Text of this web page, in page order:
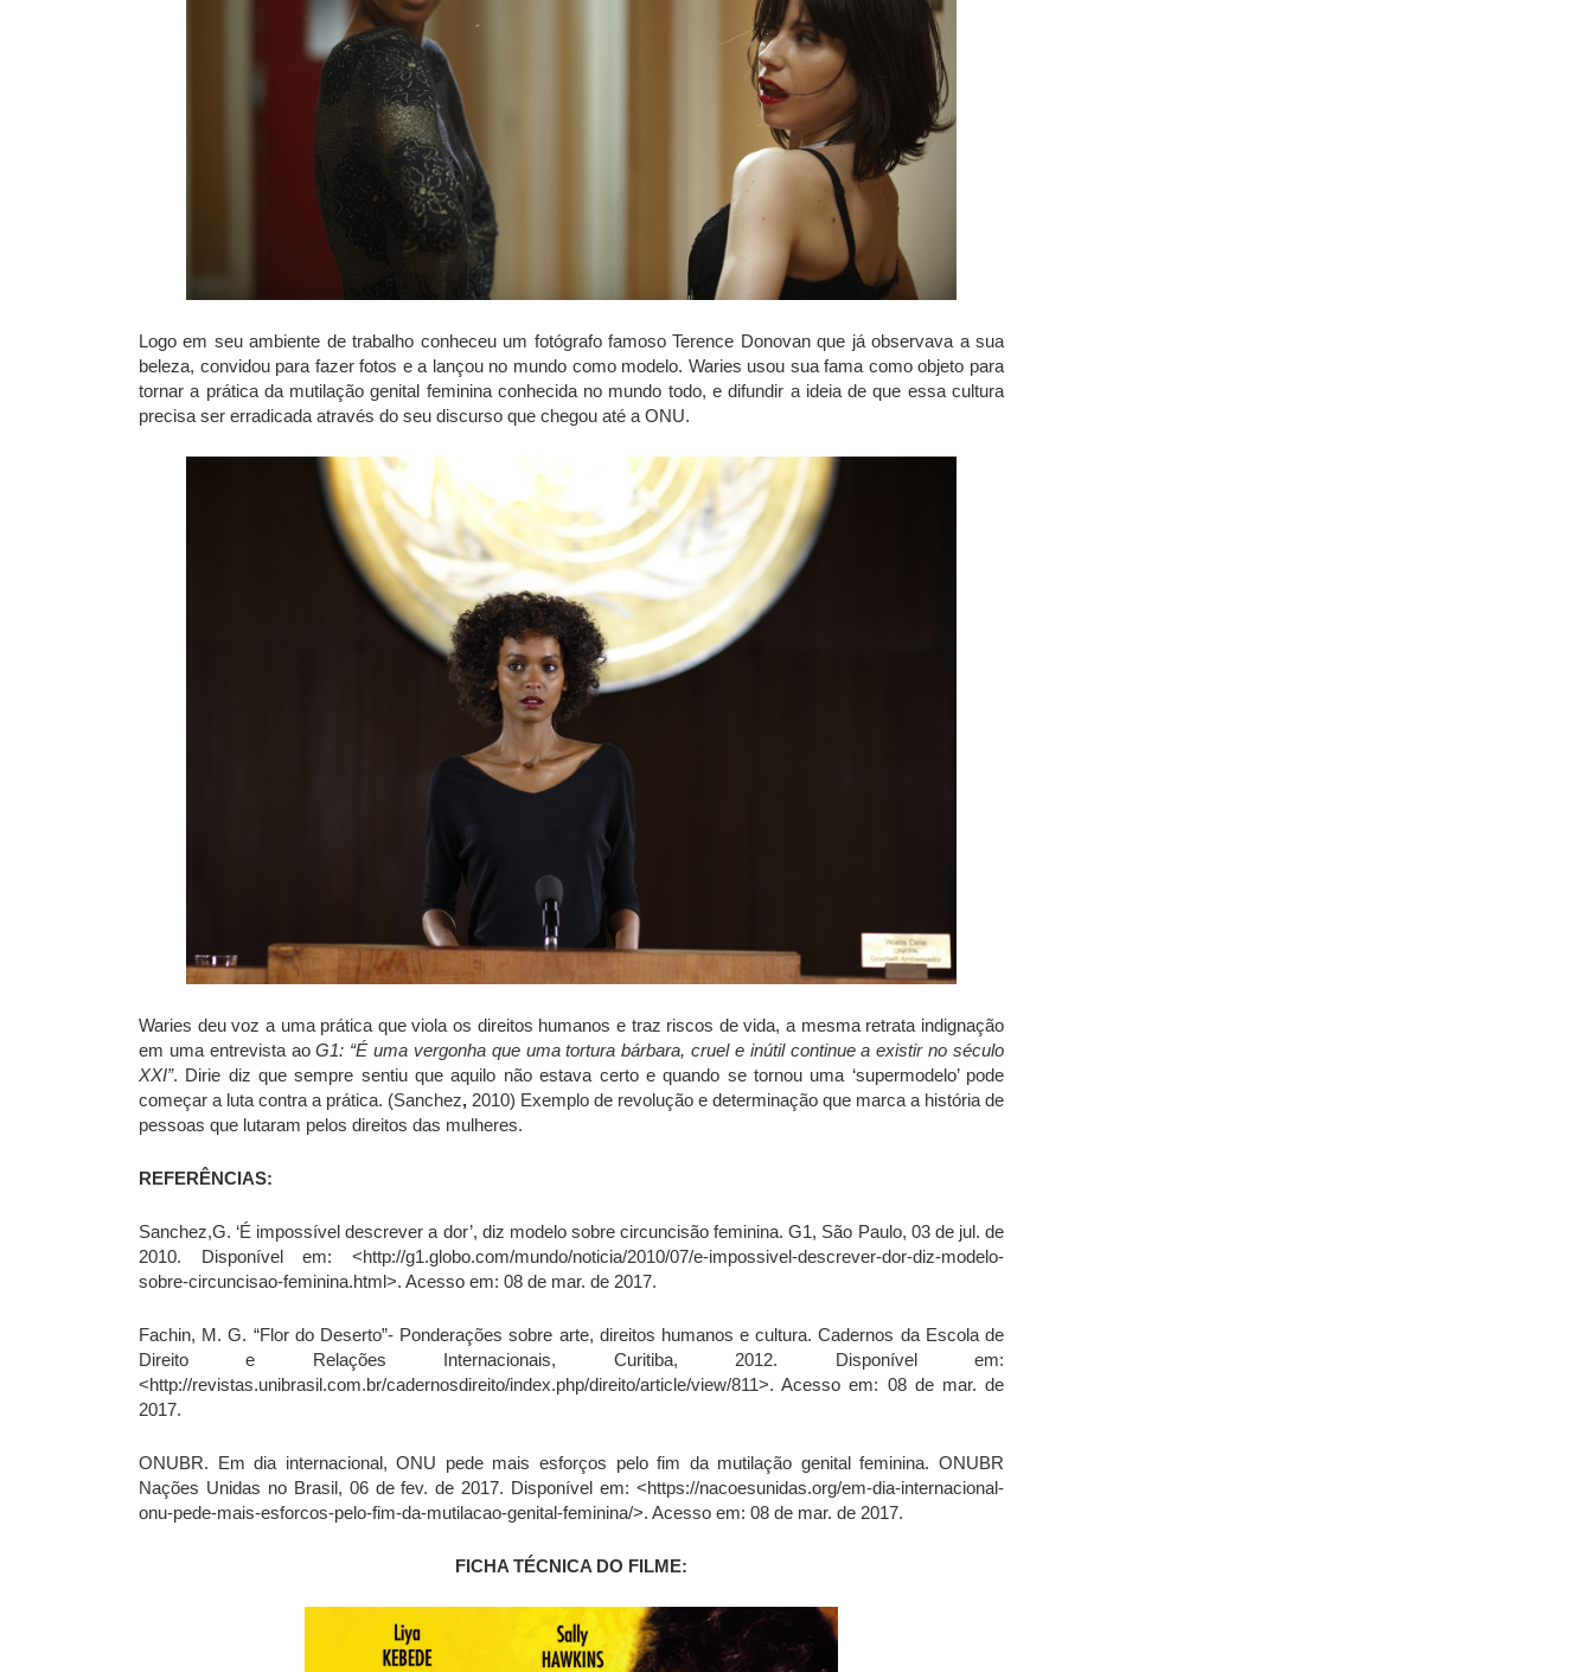
Logo em seu ambiente de trabalho conheceu um fotógrafo famoso Terence Donovan que já observava a sua
beleza, convidou para fazer fotos e a lançou no mundo como modelo. Waries usou sua fama como objeto para
tornar a prática da mutilação genital feminina conhecida no mundo todo, e difundir a ideia de que essa cultura
precisa ser erradicada através do seu discurso que chegou até a ONU.
Waries deu voz a uma prática que viola os direitos humanos e traz riscos de vida, a mesma retrata indignação
em uma entrevista aoG1: “É uma vergonha que uma tortura bárbara, cruel e inútil continue a existir no século
XXI”. Dirie diz que sempre sentiu que aquilo não estava certo e quando se tornou uma ‘supermodelo’ pode
começar a luta contra a prática. (Sanchez, 2010) Exemplo de revolução e determinação que marca a história de
pessoas que lutaram pelos direitos das mulheres.
REFERÊNCIAS:
Sanchez,G. ‘É impossível descrever a dor’, diz modelo sobre circuncisão feminina. G1, São Paulo, 03 de jul. de
2010. Disponível em: <http://g1.globo.com/mundo/noticia/2010/07/e-impossivel-descrever-dor-diz-modelo-
sobre-circuncisao-feminina.html>. Acesso em: 08 de mar. de 2017.
Fachin, M. G. “Flor do Deserto”- Ponderações sobre arte, direitos humanos e cultura. Cadernos da Escola de
Direito e Relações Internacionais, Curitiba, 2012. Disponível em:
<http://revistas.unibrasil.com.br/cadernosdireito/index.php/direito/article/view/811>. Acesso em: 08 de mar. de
2017.
ONUBR. Em dia internacional, ONU pede mais esforços pelo fim da mutilação genital feminina. ONUBR
Nações Unidas no Brasil, 06 de fev. de 2017. Disponível em: <https://nacoesunidas.org/em-dia-internacional-
onu-pede-mais-esforcos-pelo-fim-da-mutilacao-genital-feminina/>. Acesso em: 08 de mar. de 2017.
FICHA TÉCNICA DO FILME: